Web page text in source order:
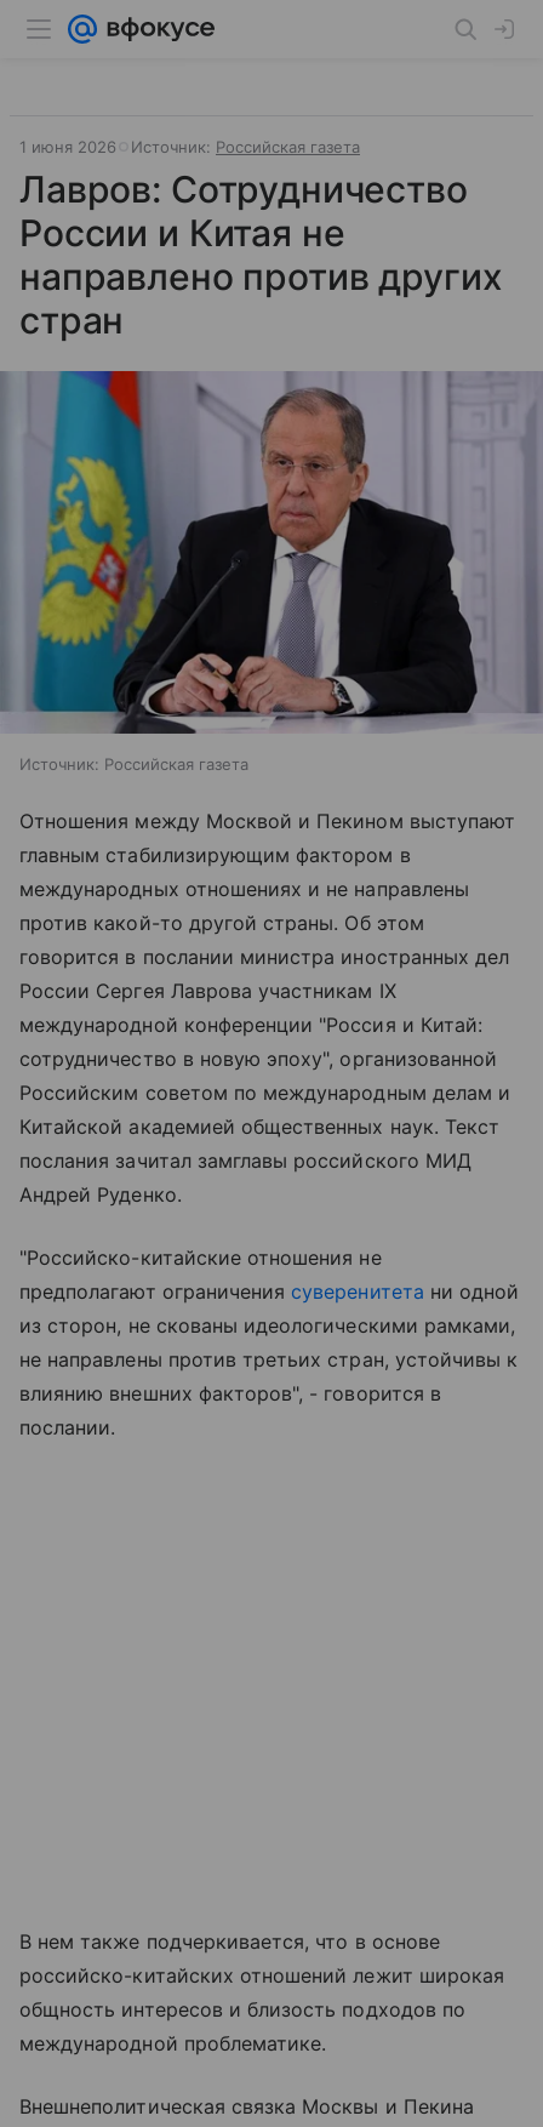
1 июня 2026 Источник: Российская газета
Лавров: Сотрудничество
России и Китая не
направлено против других
стран
Источник: Российская газета
Отношения между Москвой и Пекином выступают
главным стабилизирующим фактором в
международных отношениях и не направлены
против какой-то другой страны. Об этом
говорится в послании министра иностранных дел
России Сергея Лаврова участникам IX
международной конференции "Россия и Китай:
сотрудничество в новую эпоху", организованной
Российским советом по международным делам и
Китайской академией общественных наук. Текст
послания зачитал замглавы российского МИД
Андрей Руденко.
"Российско-китайские отношения не
предполагают ограничения суверенитета ни одной
из сторон, не скованы идеологическими рамками,
не направлены против третьих стран, устойчивы к
влиянию внешних факторов", - говорится в
послании.
В нем также подчеркивается, что в основе
российско-китайских отношений лежит широкая
общность интересов и близость подходов по
международной проблематике.
Внешнеполитическая связка Москвы и Пекина